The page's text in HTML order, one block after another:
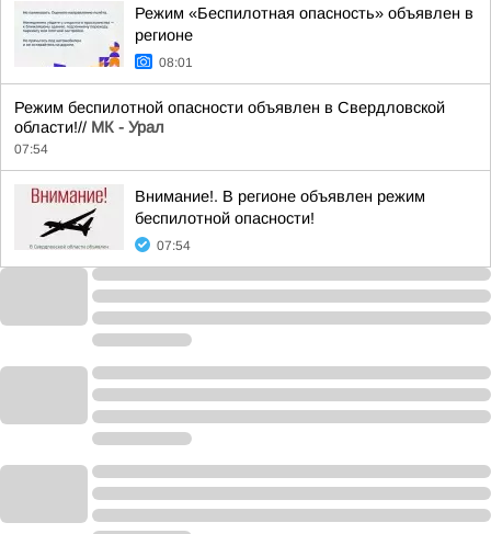
Режим «Беспилотная опасность» объявлен в
регионе
08:01
Режим беспилотной опасности объявлен в Свердловской
области!// МК - Урал
07:54
Внимание!. В регионе объявлен режим
беспилотной опасности!
07:54